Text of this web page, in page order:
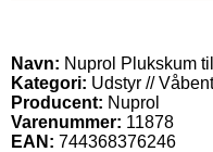
Navn: Nuprol Plukskum
Kategori: Udstyr //
Producent: Nuprol
Varenummer: 11878
EAN: 744368376246